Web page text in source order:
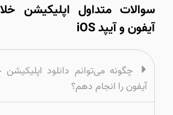
سوالات متداول اپلیکیشن
آیفون و آیپد iOS
چگونه می‌توانم دانلود
آیفون را انجام دهم؟